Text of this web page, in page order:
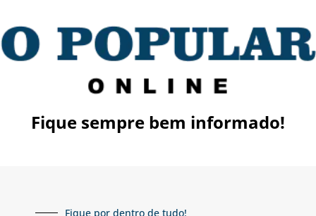
Fique sempre bem informado!
Fique por dentro de tudo!